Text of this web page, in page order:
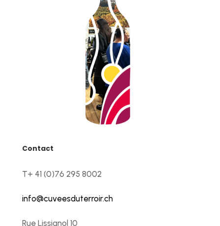
Contact
T+ 41 (0)76 295 8002
info@cuveesduterroir.ch
Rue Lissignol 10